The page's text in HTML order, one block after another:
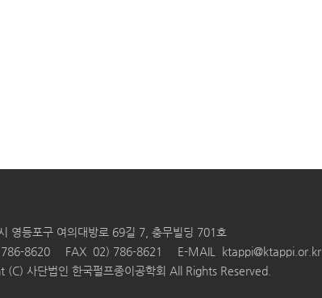
영등포구 여의대방로 69길 7, 충무빌딩 701호
8620 FAX 02) 786-8621 E-MAIL
ktappi@ktappi.or.kr
(C) 사단법인 한국펄프종이공학회 All Rights Reserved.